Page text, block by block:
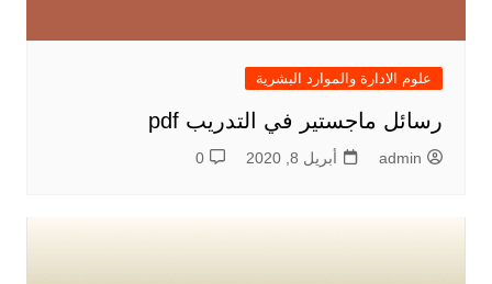
علوم الادارة والموارد البشرية
رسائل ماجستير في التدريب pdf
admin أبريل 8, 2020 0